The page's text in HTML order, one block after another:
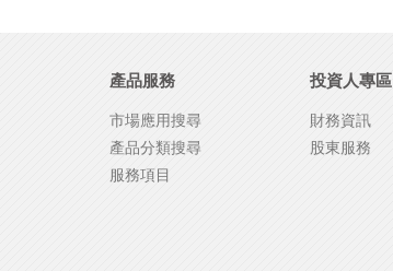
產品服務
市場應用搜尋
產品分類搜尋
服務項目
投資人專區
財務資訊
股東服務